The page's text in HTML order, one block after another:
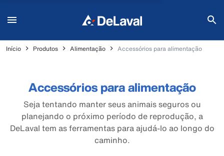
Início Produtos Alimentação Accessórios para alimentação
Accessórios para alimentação
Seja tentando manter seus animais seguros ou
planejando o próximo período de reprodução, a
DeLaval tem as ferramentas para ajudá-lo ao longo do
caminho.